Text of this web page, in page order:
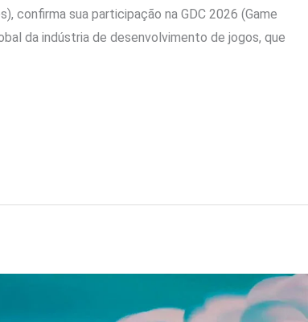
confirma sua participação na GDC 2026 (Game
da indústria de desenvolvimento de jogos, que